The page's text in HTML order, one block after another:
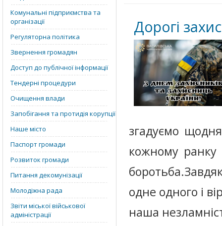
Комунальні підприємства та
організації
Регуляторна політика
Звернення громадян
Доступ до публічної інформації
Тендерні процедури
Очищення влади
Запобігання та протидія корупції
Наше місто
Паспорт громади
Розвиток громади
Питання декомунізації
Молодіжна рада
Звіти міської військової
адміністрації
Дорогі
згадуємо
кожному
одне одного і
наша